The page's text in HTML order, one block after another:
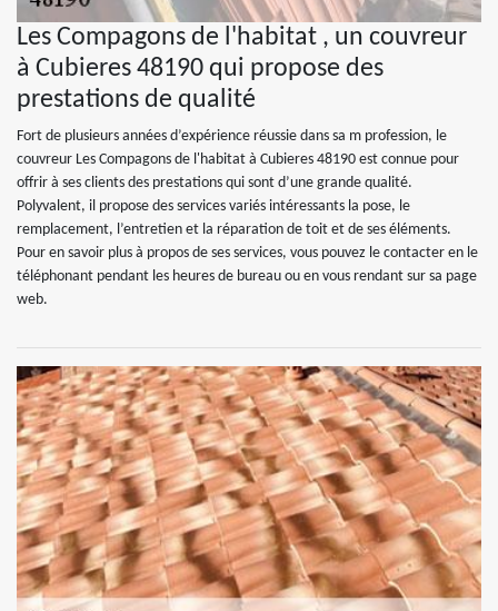
Les Compagons de l'habitat , un couvreur
à Cubieres 48190 qui propose des
prestations de qualité
Fort de plusieurs années d’expérience réussie dans sa m profession, le
couvreur Les Compagons de l'habitat à Cubieres 48190 est connue pour
offrir à ses clients des prestations qui sont d’une grande qualité.
Polyvalent, il propose des services variés intéressants la pose, le
remplacement, l’entretien et la réparation de toit et de ses éléments.
Pour en savoir plus à propos de ses services, vous pouvez le contacter en le
téléphonant pendant les heures de bureau ou en vous rendant sur sa page
web.